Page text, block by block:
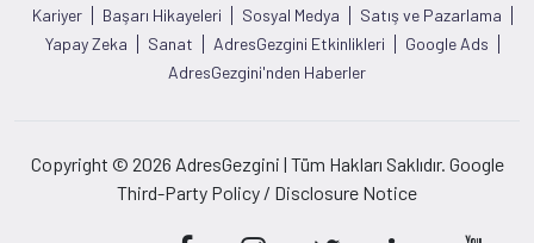
Kariyer Başarı Hikayeleri Sosyal Medya
Satış ve Pazarlama
Yapay Zeka
Sanat AdresGezgini Etkinlikleri
Google Ads
AdresGezgini'nden Haberler
Copyright © 2026 AdresGezgini | Tüm Hakları Saklıdır. Google
Third-Party Policy / Disclosure Notice